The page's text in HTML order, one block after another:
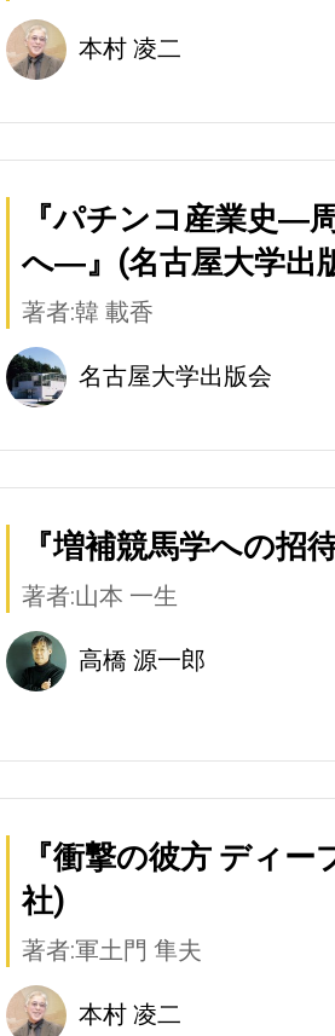
本村 凌二
『パチンコ産業史―
へ―』(名古屋大学出
著者:韓 載香
名古屋大学出版会
『増補競馬学への招
著者:山本 一生
高橋 源一郎
『衝撃の彼方 ディ
社)
著者:軍土門 隼夫
本村 凌二